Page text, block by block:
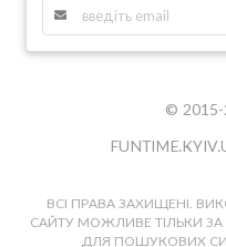
© 2015-
ВСІ ПРАВА ЗАХИЩЕНІ.
САЙТУ МОЖЛИВЕ ТІЛЬКИ
ДЛЯ ПОШУКОВИХ